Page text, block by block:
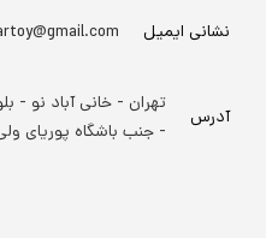
نشانی ایمیل
آدرس
تهران - خانی آباد نو -
- جنب باشگاه پوریای